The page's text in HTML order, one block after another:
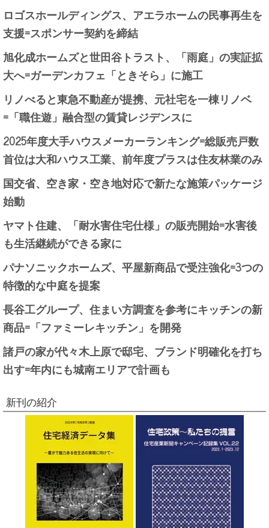
ロゴスホールディングス、アエラホームの民事再生を
支援=スポンサー契約を締結
旭化成ホームズと世田谷トラスト、「雨庭」の実証拡
大へ=ガーデンカフェ「ときそら」に施工
リノべると東急不動産が提携、元社宅を一棟リノベ
=「職住遊」融合型の賃貸レジデンスに
2025年度大手ハウスメーカーランキング=総販売戸数
首位は大和ハウス工業、前年度プラスは住友林業のみ
国交省、空き家・空き地対応で新たな施策パッケージ
始動
ヤマト住建、「耐水害住宅仕様」の販売開始=水害後
も生活継続ができる家に
パナソニックホームズ、平屋新商品で受注強化=3つの
特徴的な中庭を提案
長谷工グループ、住まい方調査を参考にキッチンの新
商品=「ファミーレキッチン」を開発
諸戸の家が代々木上原で邸宅、ブランド明確化を打ち
出す=年内にも城南エリアで計画も
新刊の紹介